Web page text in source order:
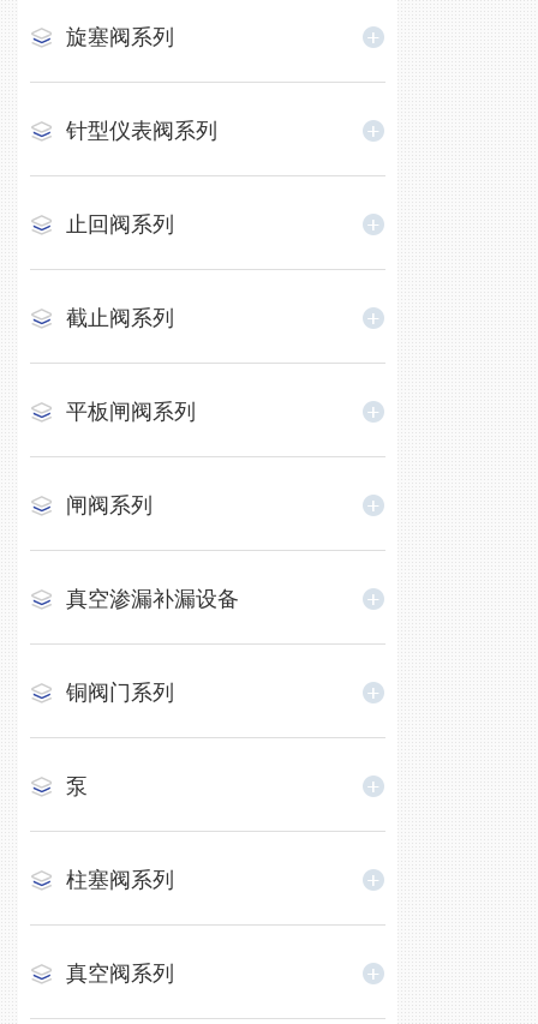
旋塞阀系列
针型仪表阀系列
止回阀系列
截止阀系列
平板闸阀系列
闸阀系列
真空渗漏补漏设备
铜阀门系列
泵
柱塞阀系列
真空阀系列